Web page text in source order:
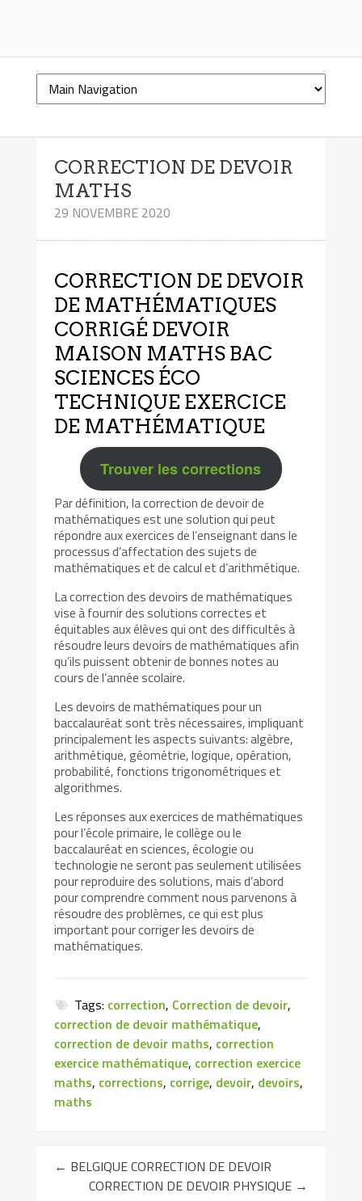
CORRECTION DE DEVOIR
MATHS
29 NOVEMBRE 2020
CORRECTION DE DEVOIR
DE MATHÉMATIQUES
CORRIGÉ DEVOIR
MAISON MATHS BAC
SCIENCES ÉCO
TECHNIQUE EXERCICE
DE MATHÉMATIQUE
Trouver les corrections
Par définition, la correction de devoir de
mathématiques est une solution qui peut
répondre aux exercices de l’enseignant dans le
processus d’affectation des sujets de
mathématiques et de calcul et d’arithmétique.
La correction des devoirs de mathématiques
vise à fournir des solutions correctes et
équitables aux élèves qui ont des difficultés à
résoudre leurs devoirs de mathématiques afin
qu’ils puissent obtenir de bonnes notes au
cours de l’année scolaire.
Les devoirs de mathématiques pour un
baccalauréat sont très nécessaires, impliquant
principalement les aspects suivants: algèbre,
arithmétique, géométrie, logique, opération,
probabilité, fonctions trigonométriques et
algorithmes.
Les réponses aux exercices de mathématiques
pour l’école primaire, le collège ou le
baccalauréat en sciences, écologie ou
technologie ne seront pas seulement utilisées
pour reproduire des solutions, mais d’abord
pour comprendre comment nous parvenons à
résoudre des problèmes, ce qui est plus
important pour corriger les devoirs de
mathématiques.
Tags: correction, Correction de devoir,
correction de devoir mathématique,
correction de devoir maths, correction
exercice mathématique, correction exercice
maths, corrections, corrige, devoir, devoirs,
maths
← BELGIQUE CORRECTION DE DEVOIR
CORRECTION DE DEVOIR PHYSIQUE →